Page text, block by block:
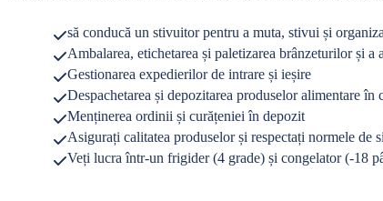
să conducă un stivuitor pentru a muta, stivui și
Ambalarea, etichetarea și paletizarea brânzeturilor și a
Gestionarea expedierilor de intrare și ieșire
Despachetarea și depozitarea produselor alimentare
Menținerea ordinii și curățeniei în depozit
Asigurați calitatea produselor și respectați normele de
Veți lucra într-un frigider (4 grade) și congelator (-18